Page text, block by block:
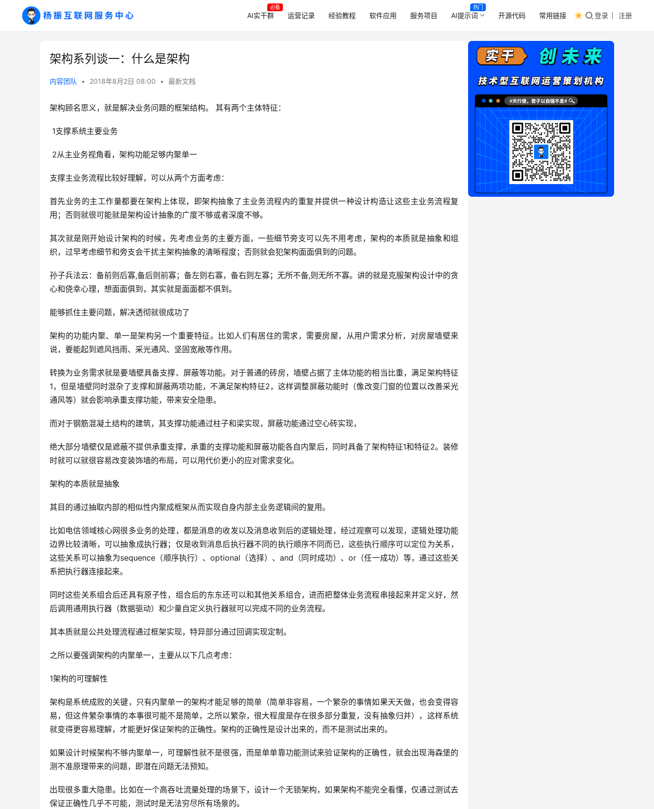
AI实干群
必看
运营记录 经验教程 软件应用 服务项目 AI提示词
热门
开源代码 常用链接 登录 注册
架构系列谈一：什么是架构
内容团队 • 2018年8月2日 08:00 • 最新文档
架构顾名思义，就是解决业务问题的框架结构。 其有两个主体特征：
1支撑系统主要业务
2从主业务视角看，架构功能足够内聚单一
支撑主业务流程比较好理解，可以从两个方面考虑：
首先业务的主工作量都要在架构上体现，即架构抽象了主业务流程内的重复并提供一种设计构造让这些主业务流程复
用；否则就很可能就是架构设计抽象的广度不够或者深度不够。
其次就是刚开始设计架构的时候，先考虑业务的主要方面，一些细节旁支可以先不用考虑，架构的本质就是抽象和组
织，过早考虑细节和旁支会干扰主架构抽象的清晰程度；否则就会犯架构面面俱到的问题。
孙子兵法云：备前则后寡,备后则前寡；备左则右寡，备右则左寡；无所不备,则无所不寡。讲的就是克服架构设计中的贪
心和侥幸心理，想面面俱到，其实就是面面都不俱到。
能够抓住主要问题，解决透彻就很成功了
架构的功能内聚、单一是架构另一个重要特征。比如人们有居住的需求，需要房屋，从用户需求分析，对房屋墙壁来
说，要能起到遮风挡雨、采光通风、坚固宽敞等作用。
转换为业务需求就是要墙壁具备支撑、屏蔽等功能。对于普通的砖房，墙壁占据了主体功能的相当比重，满足架构特征
1，但是墙壁同时混杂了支撑和屏蔽两项功能，不满足架构特征2，这样调整屏蔽功能时（像改变门窗的位置以改善采光
通风等）就会影响承重支撑功能，带来安全隐患。
而对于钢筋混凝土结构的建筑，其支撑功能通过柱子和梁实现，屏蔽功能通过空心砖实现，
绝大部分墙壁仅是遮蔽不提供承重支撑，承重的支撑功能和屏蔽功能各自内聚后，同时具备了架构特征1和特征2。装修
时就可以就很容易改变装饰墙的布局，可以用代价更小的应对需求变化。
架构的本质就是抽象
其目的通过抽取内部的相似性内聚成框架从而实现自身内部主业务逻辑间的复用。
比如电信领域核心网很多业务的处理，都是消息的收发以及消息收到后的逻辑处理，经过观察可以发现，逻辑处理功能
边界比较清晰，可以抽象成执行器；仅是收到消息后执行器不同的执行顺序不同而已，这些执行顺序可以定位为关系，
这些关系可以抽象为sequence（顺序执行）、optional（选择）、and（同时成功）、or（任一成功）等，通过这些关
系把执行器连接起来。
同时这些关系组合后还具有原子性，组合后的东东还可以和其他关系组合，进而把整体业务流程串接起来并定义好，然
后调用通用执行器（数据驱动）和少量自定义执行器就可以完成不同的业务流程。
其本质就是公共处理流程通过框架实现，特异部分通过回调实现定制。
之所以要强调架构的内聚单一，主要从以下几点考虑：
1架构的可理解性
架构是系统成败的关键，只有内聚单一的架构才能足够的简单（简单非容易，一个繁杂的事情如果天天做，也会变得容
易，但这件繁杂事情的本事很可能不是简单，之所以繁杂，很大程度是存在很多部分重复，没有抽象归并），这样系统
就变得更容易理解，才能更好保证架构的正确性。架构的正确性是设计出来的，而不是测试出来的。
如果设计时候架构不够内聚单一，可理解性就不是很强，而是单单靠功能测试来验证架构的正确性，就会出现海森堡的
测不准原理带来的问题，即潜在问题无法预知。
出现很多重大隐患。比如在一个高吞吐流量处理的场景下，设计一个无锁架构，如果架构不能完全看懂，仅通过测试去
保证正确性几乎不可能，测试时是无法穷尽所有场景的。